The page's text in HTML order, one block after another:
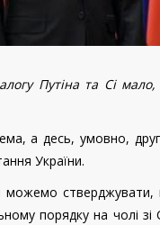
Путіна та Сі
а десь, умовно,
України.
стверджувати,
порядку на чолі